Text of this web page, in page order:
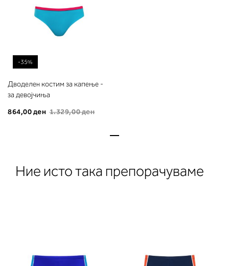
-35%
Дводелен костим за капење -
за девојчиња
864,00 ден 1.329,00 ден
Ние исто така препорачуваме